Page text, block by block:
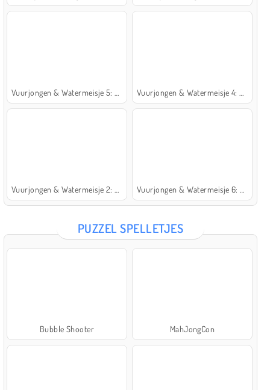
PUZZEL SPELLETJES
Bubble Shooter MahJongCon